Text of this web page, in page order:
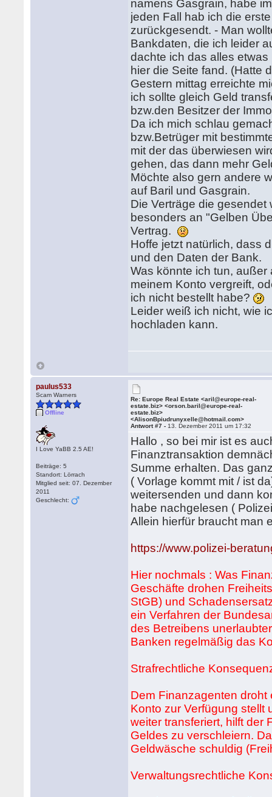
namens Gasgrain, habe
jeden Fall hab ich die
zurückgesendt. - Man
Bankdaten, die ich leider
dachte ich das alles
hier die Seite fand. (Hatte
Gestern mittag erreichte
ich sollte gleich Geld
bzw.den Besitzer der
Da ich mich schlau
bzw.Betrüger mit
mit der das überwiesen
gehen, das dann mehr
Möchte also gern andere
auf Baril und Gasgrain.
Die Verträge die
besonders an "Gelben
Vertrag.
Hoffe jetzt natürlich, dass
und den Daten der Bank.
Was könnte ich tun,
meinem Konto vergreift,
ich nicht bestellt habe?
Leider weiß ich nicht, wie
hochladen kann.
paulus533
Scam Warners
Offline
I Love YaBB 2.5 AE!
Beiträge: 5
Standort: Lörrach
Mitglied seit: 07. Dezember
2011
Geschlecht:
Re: Europe Real Estate <aril@europe-real-
estate.biz> <orson.baril@europe-real-
estate.biz>
<AlisonBpiudrunyxelle@hotmail.com>
Antwort #7 - 13. Dezember 2011 um 17:32
Hallo , so bei mir ist es
Finanztransaktion
Summe erhalten. Das
( Vorlage kommt mit / ist
weitersenden und dann
habe nachgelesen (
Allein hierfür braucht man
https://www.polizei-
Hier nochmals : Was
Geschäfte drohen
StGB) und
ein Verfahren der
des Betreibens
Banken regelmäßig das
Strafrechtliche
Dem Finanzagenten
Konto zur Verfügung stellt
weiter transferiert, hilft der
Geldes zu verschleiern.
Geldwäsche schuldig
Verwaltungsrechtliche